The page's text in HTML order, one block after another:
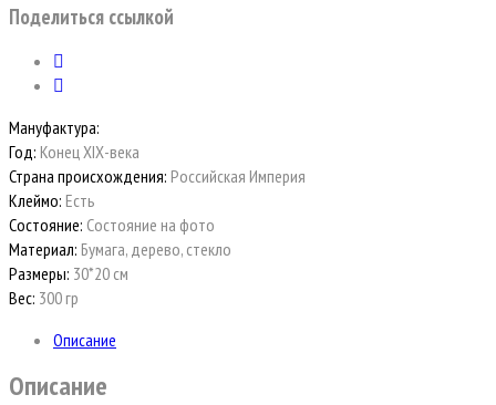
Поделиться ссылкой
Мануфактура:
Год: Конец ХIХ-века
Страна происхождения: Российская Империя
Клеймо: Есть
Состояние: Состояние на фото
Материал: Бумага, дерево, стекло
Размеры: 30*20 см
Вес: 300 гр
Описание
Описание